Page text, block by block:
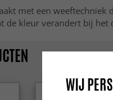
met een
de kleur verandert bij het
WIJ